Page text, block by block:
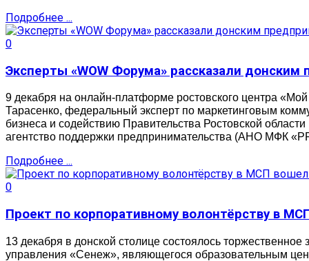
Подробнее ...
0
Эксперты «WOW Форума» рассказали
9 декабря на онлайн-платформе ростовского центра
Тарасенко, федеральный эксперт по маркетинговым
бизнеса и содействию Правительства Ростовской
агентство поддержки предпринимательства (АНО МФК
Подробнее ...
0
Проект по корпоративному волонтёрству в
13 декабря в донской столице состоялось
управления «Сенеж», являющегося образовательным